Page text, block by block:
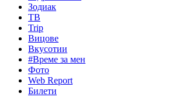
Зодиак
ТВ
Trip
Вицове
Вкусотии
#Време за мен
Фото
Web Report
Билети